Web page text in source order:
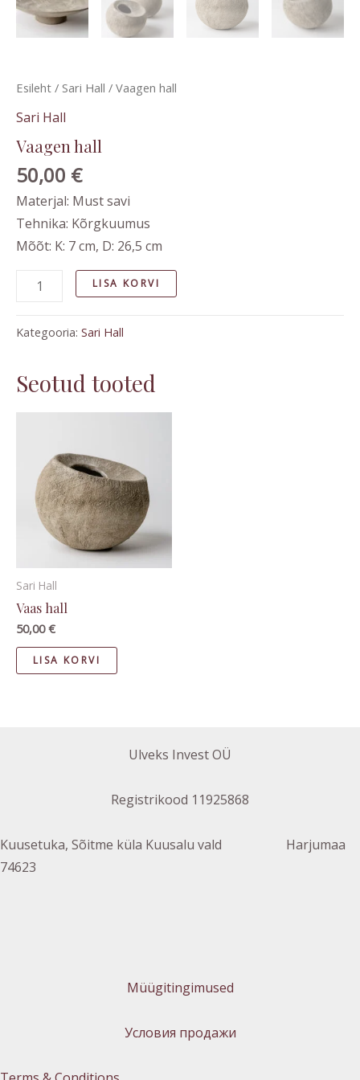
Esileht / Sari Hall / Vaagen hall
Sari Hall
Vaagen hall
50,00 €
Materjal: Must savi
Tehnika: Kõrgkuumus
Mõõt: K: 7 cm, D: 26,5 cm
LISA KORVI
Kategooria: Sari Hall
Seotud tooted
Sari Hall
Vaas hall
50,00€
LISA KORVI
Ulveks Invest OÜ
Registrikood 11925868
Kuusetuka, Sõitme küla Kuusalu vald Harjumaa
74623
Müügitingimused
Условия продажи